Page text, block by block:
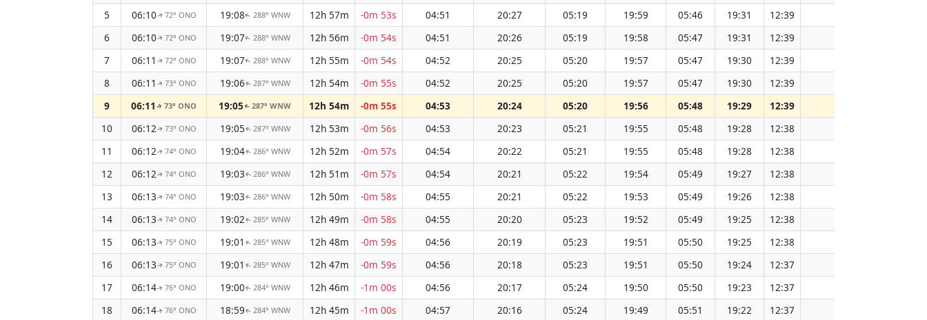
5
06:10↑ 72° ONO 19:08↑ 288° WNW 12h 57m -0m 53s 04:51 20:27 05:19 19:59 05:46 19:31 12:39
6
06:10↑ 72° ONO 19:07↑ 288° WNW 12h 56m -0m 54s 04:51 20:26 05:19 19:58 05:47 19:31 12:39
7
06:11 ↑ 72° ONO 19:07↑ 288° WNW 12h 55m -0m 54s 04:52 20:25 05:20 19:57 05:47 19:30 12:39
8
06:11 ↑ 73° ONO 19:06↑ 287° WNW 12h 54m -0m 55s 04:52 20:25 05:20 19:57 05:47 19:30 12:39
9
06:11 ↑73° ONO 19:05↑287° WNW 12h 54m -0m 55s 04:53 20:24 05:20 19:56 05:48 19:29 12:39
10
06:12↑ 73° ONO 19:05↑ 287° WNW 12h 53m -0m 56s 04:53 20:23 05:21 19:55 05:48 19:28 12:38
11
06:12↑ 74° ONO 19:04↑ 286° WNW 12h 52m -0m 57s 04:54 20:22 05:21 19:55 05:48 19:28 12:38
12
06:12↑ 74° ONO 19:03↑ 286° WNW 12h 51m -0m 57s 04:54 20:21 05:22 19:54 05:49 19:27 12:38
13
06:13↑ 74° ONO 19:03↑ 286° WNW 12h 50m -0m 58s 04:55 20:21 05:22 19:53 05:49 19:26 12:38
14
06:13↑ 74° ONO 19:02↑ 285° WNW 12h 49m -0m 58s 04:55 20:20 05:23 19:52 05:49 19:25 12:38
15
06:13↑ 75° ONO 19:01 ↑ 285° WNW 12h 48m -0m 59s 04:56 20:19 05:23 19:51 05:50 19:25 12:38
16
06:13↑ 75° ONO 19:01 ↑ 285° WNW 12h 47m -0m 59s 04:56 20:18 05:23 19:51 05:50 19:24 12:37
17
06:14↑ 76° ONO 19:00↑ 284° WNW 12h 46m -1m 00s 04:56 20:17 05:24 19:50 05:50 19:23 12:37
18
06:14↑ 76° ONO 18:59↑ 284° WNW 12h 45m -1m 00s 04:57 20:16 05:24 19:49 05:51 19:22 12:37